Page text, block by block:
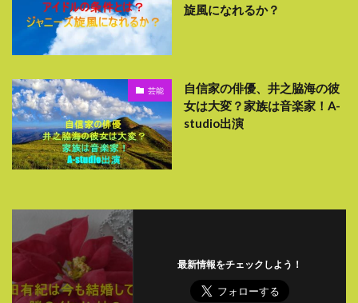
旋風になれるか？
芸能
自信家の俳優、井之脇海の彼
女は大変？家族は音楽家！A-
studio出演
最新情報をチェックしよう！